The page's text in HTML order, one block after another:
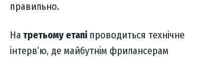
правильно.
На третьому етапі проводиться технічне
інтерв’ю, де майбутнім фрилансерам